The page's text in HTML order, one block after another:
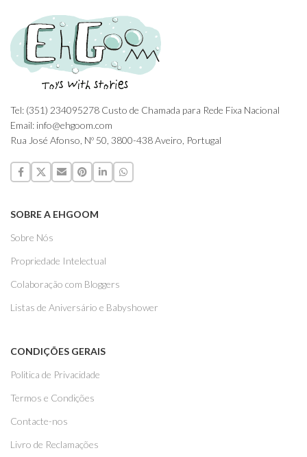
Tel: (351) 234095278 Custo de Chamada para Rede Fixa Nacional
Email: info@ehgoom.com
Rua José Afonso, Nº 50, 3800-438 Aveiro, Portugal
SOBRE A EHGOOM
Sobre Nós
Propriedade Intelectual
Colaboração com Bloggers
Listas de Aniversário e Babyshower
CONDIÇÕES GERAIS
Politica de Privacidade
Termos e Condições
Contacte-nos
Livro de Reclamações